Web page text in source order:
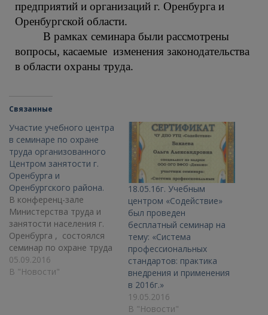
предприятий и организаций г. Оренбурга и
Оренбургской области.
В рамках семинара были рассмотрены
вопросы, касаемые изменения законодательства
в области охраны труда.
Связанные
Участие учебного центра
в семинаре по охране
труда организованного
Центром занятости г.
Оренбурга и
Оренбургского района.
В конференц-зале
Министерства труда и
занятости населения г.
Оренбурга , состоялся
семинар по охране труда
для руководителей и
специалистов
05.09.2016
В "Новости"
18.05.16г. Учебным
центром «Содействие»
был проведен
бесплатный семинар на
тему: «Система
профессиональных
стандартов: практика
внедрения и применения
в 2016г.»
19.05.2016
В "Новости"